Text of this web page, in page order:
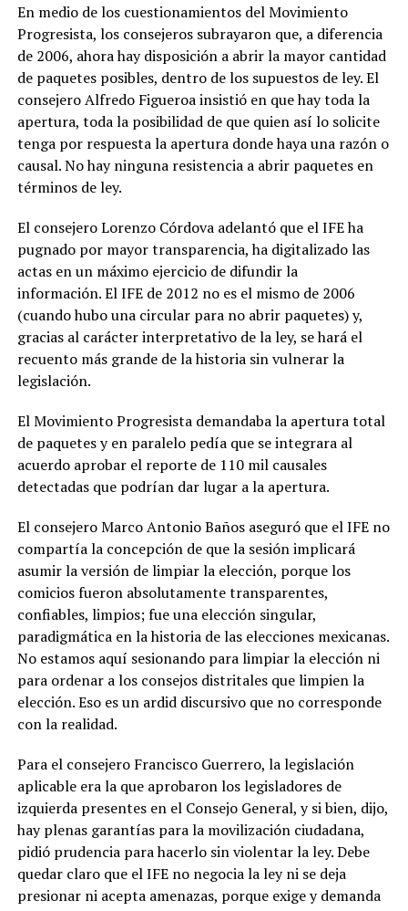
En medio de los cuestionamientos del Movimiento
Progresista, los consejeros subrayaron que, a diferencia
de 2006, ahora hay disposición a abrir la mayor cantidad
de paquetes posibles, dentro de los supuestos de ley. El
consejero Alfredo Figueroa insistió en que haytoda la
apertura, toda la posibilidad de que quien así lo solicite
tenga por respuesta la apertura donde haya una razón o
causal. No hay ninguna resistencia a abrir paquetes en
términos de ley.
El consejero Lorenzo Córdova adelantó que el IFE ha
pugnado por mayor transparencia, ha digitalizado las
actas en un máximo ejercicio de difundir la
información.El IFE de 2012 no es el mismo de 2006
(cuando hubo una circular para no abrir paquetes) y,
gracias al carácter interpretativo de la ley, se hará el
recuento más grande de la historia sin vulnerar la
legislación.
El Movimiento Progresista demandaba la apertura total
de paquetes y en paralelo pedía que se integrara al
acuerdo aprobar el reporte de 110 mil causales
detectadas que podrían dar lugar a la apertura.
El consejero Marco Antonio Baños aseguró que el IFE no
compartía la concepción de que la sesión implicará
asumir la versión delimpiar la elección, porque los
comiciosfueron absolutamente transparentes,
confiables, limpios; fue una elección singular,
paradigmática en la historia de las elecciones mexicanas.
No estamos aquí sesionando para limpiar la elección ni
para ordenar a los consejos distritales que limpien la
elección. Eso es un ardid discursivo que no corresponde
con la realidad.
Para el consejero Francisco Guerrero, la legislación
aplicable era la que aprobaron los legisladores de
izquierda presentes en el Consejo General, y si bien, dijo,
hay plenas garantías para la movilización ciudadana,
pidió prudencia para hacerlo sin violentar la ley. Debe
quedar claro que el IFE no negocia la ley ni se deja
presionar ni acepta amenazas, porque exige y demanda